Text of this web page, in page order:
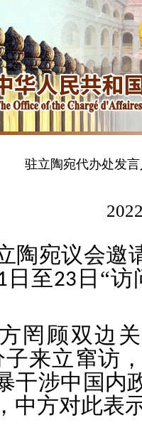
驻立陶宛代办处发
陶宛议会邀
日至23 日“
罔顾双边
子来立窜访
干涉中国内
中方对此表